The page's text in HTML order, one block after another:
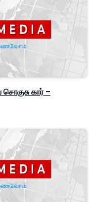
கார் –